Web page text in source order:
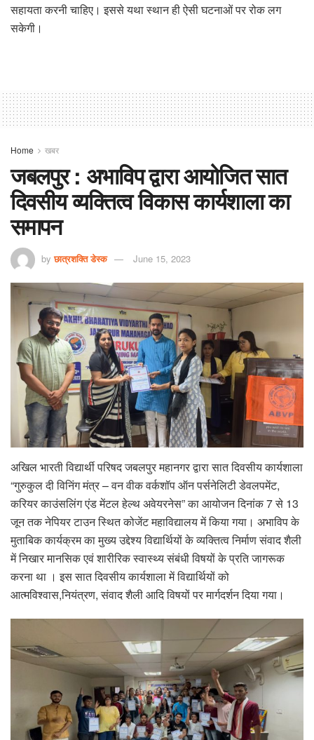
सहायता करनी चाहिए। इससे यथा स्थान ही ऐसी घटनाओं पर रोक लग
सकेगी।
Home खबर
जबलपुर : अभाविप द्वारा आयोजित सात
दिवसीय व्यक्तित्व विकास कार्यशाला का
समापन
by छात्रशक्ति डेस्क June 15, 2023
अखिल भारती विद्यार्थी परिषद जबलपुर महानगर द्वारा सात दिवसीय कार्यशाला
“गुरुकुल दी विनिंग मंत्र – वन वीक वर्कशॉप ऑन पर्सनेलिटी डेवलपमेंट,
करियर काउंसलिंग एंड मेंटल हेल्थ अवेयरनेस” का आयोजन दिनांक 7 से 13
जून तक नेपियर टाउन स्थित कोजेंट महाविद्यालय में किया गया। अभाविप के
मुताबिक कार्यक्रम का मुख्य उद्देश्य विद्यार्थियों के व्यक्तित्व निर्माण संवाद शैली
में निखार मानसिक एवं शारीरिक स्वास्थ्य संबंधी विषयों के प्रति जागरूक
करना था । इस सात दिवसीय कार्यशाला में विद्यार्थियों को
आत्मविश्वास,नियंत्रण, संवाद शैली आदि विषयों पर मार्गदर्शन दिया गया।